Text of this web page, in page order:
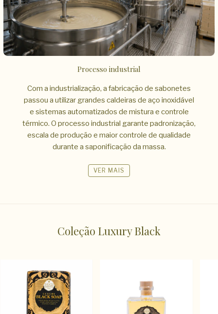
Processo industrial
Com a industrialização, a fabricação de sabonetes
passou a utilizar grandes caldeiras de aço inoxidável
e sistemas automatizados de mistura e controle
térmico. O processo industrial garante padronização,
escala de produção e maior controle de qualidade
durante a saponificação da massa.
VER MAIS
Coleção Luxury Black